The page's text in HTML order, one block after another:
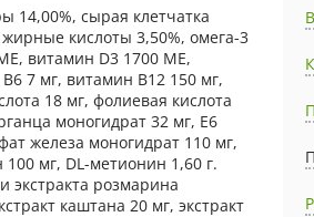
14,00%, сырая клетчатка
кислоты 3,50%, омега-3
витамин D3 1700 МЕ,
7 мг, витамин В12 150 мг,
18 мг, фолиевая кислота
моногидрат 32 мг, Е6
железа моногидрат 110 мг,
мг, DL-метионин 1,60 г.
экстракта розмарина
каштана 20 мг, экстракт